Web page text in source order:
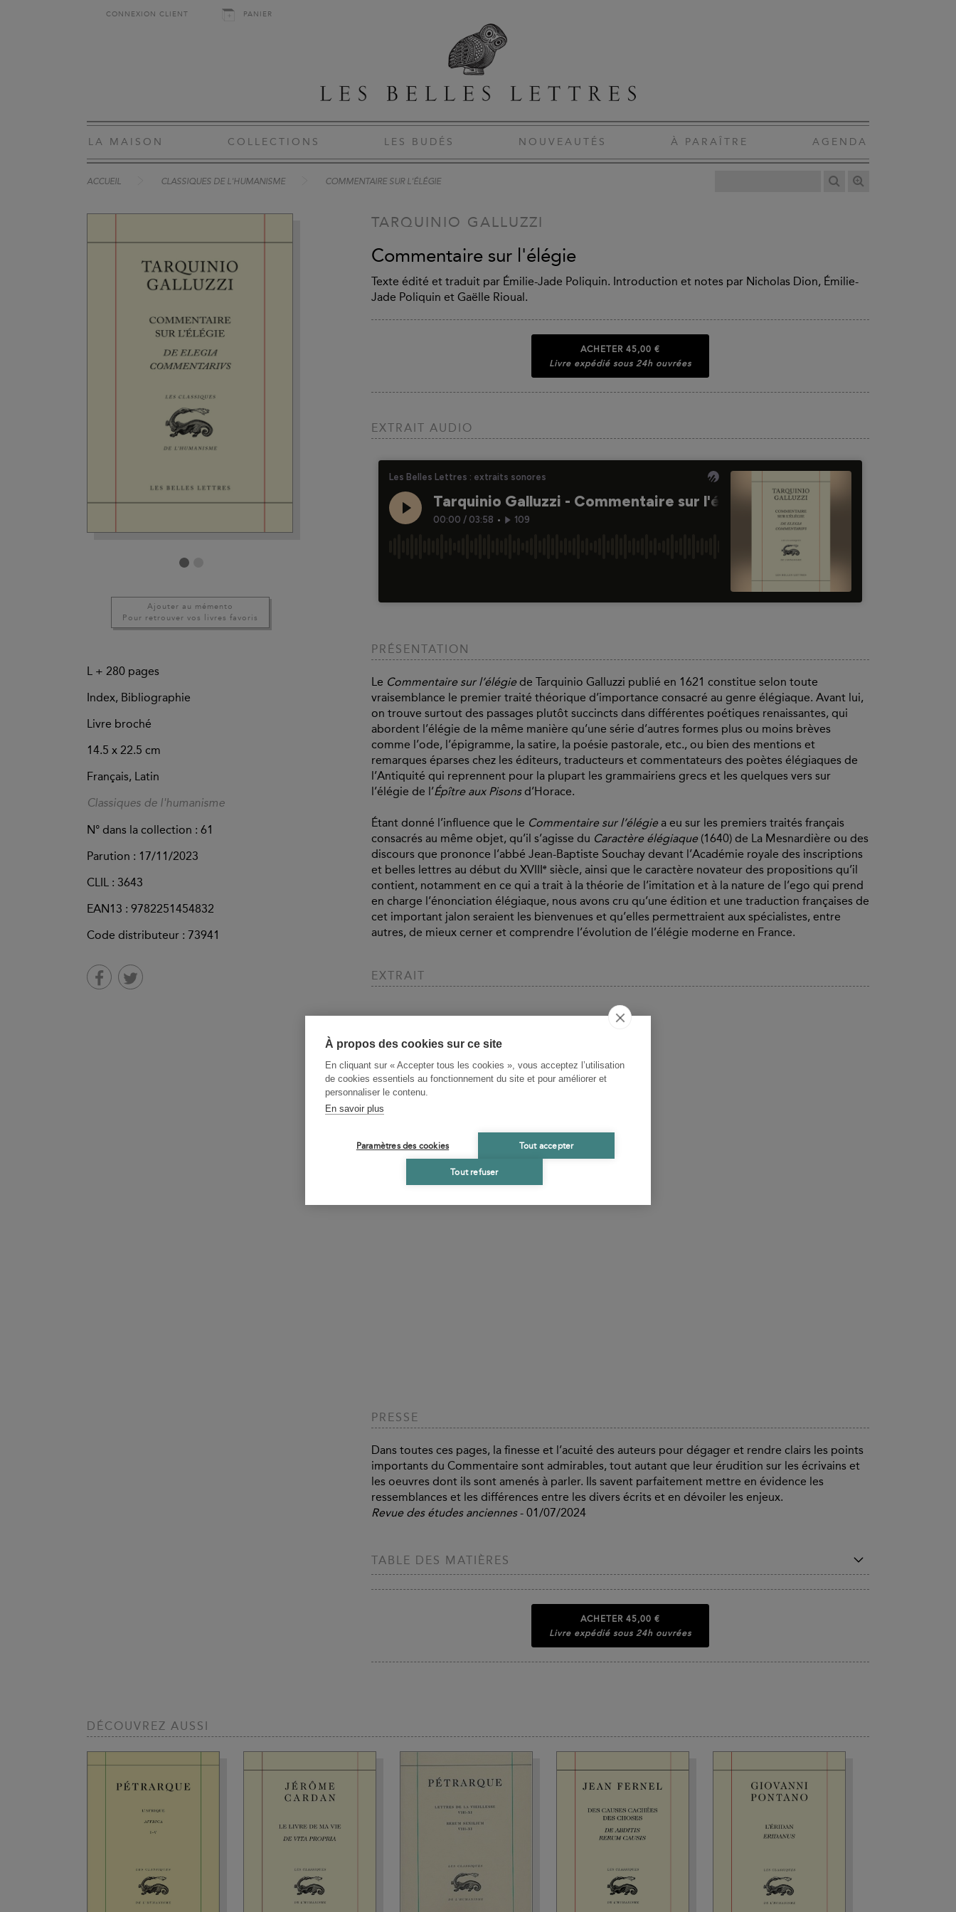
À propos des cookies sur ce site
En cliquant sur « Accepter tous les cookies », vous acceptez l’utilisation
de cookies essentiels au fonctionnement du site et pour améliorer et
personnaliser le contenu.
En savoir plus
Paramètres des cookies Tout accepter
Tout refuser
CONNEXION CLIENT PANIER
LA MAISON COLLECTIONS LES BUDÉS NOUVEAUTÉS À PARAÎTRE AGENDA
ACCUEIL CLASSIQUES DE L'HUMANISME COMMENTAIRE SUR L'ÉLÉGIE
Ajouter au mémento
Pour retrouver vos livres favoris
L + 280 pages
Index, Bibliographie
Livre broché
14.5 x 22.5 cm
Français, Latin
Classiques de l'humanisme
N° dans la collection : 61
Parution : 17/11/2023
CLIL : 3643
EAN13 : 9782251454832
Code distributeur : 73941
TARQUINIO GALLUZZI
Commentaire sur l'élégie
Texte édité et traduit par Émilie-Jade Poliquin. Introduction et notes par Nicholas Dion, Émilie-
Jade Poliquin et Gaëlle Rioual.
ACHETER 45,00 €
Livre expédié sous 24h ouvrées
EXTRAIT AUDIO
PRÉSENTATION
Le Commentaire sur l’élégiede Tarquinio Galluzzi publié en 1621 constitue selon toute
vraisemblance le premier traité théorique d’importance consacré au genre élégiaque. Avant lui,
on trouve surtout des passages plutôt succincts dans différentes poétiques renaissantes, qui
abordent l’élégie de la même manière qu’une série d’autres formes plus ou moins brèves
comme l’ode, l’épigramme, la satire, la poésie pastorale, etc., ou bien des mentions et
remarques éparses chez les éditeurs, traducteurs et commentateurs des poètes élégiaques de
l’Antiquité qui reprennent pour la plupart les grammairiens grecs et les quelques vers sur
l’élégie de l’Épître aux Pisonsd’Horace.
Étant donné l’influence que le Commentaire sur l’élégiea eu sur les premiers traités français
consacrés au même objet, qu’il s’agisse du Caractère élégiaque (1640) de La Mesnardière ou des
discours que prononce l’abbé Jean-Baptiste Souchay devant l’Académie royale des inscriptions
et belles lettres au début du XVIII
e siècle, ainsi que le caractère novateur des propositions qu’il
contient, notamment en ce qui a trait à la théorie de l’imitation et à la nature de l’ego qui prend
en charge l’énonciation élégiaque, nous avons cru qu’une édition et une traduction françaises de
cet important jalon seraient les bienvenues et qu’elles permettraient aux spécialistes, entre
autres, de mieux cerner et comprendre l’évolution de l’élégie moderne en France.
EXTRAIT
PRESSE
Dans toutes ces pages, la finesse et l’acuité des auteurs pour dégager et rendre clairs les points
importants du Commentaire sont admirables, tout autant que leur érudition sur les écrivains et
les oeuvres dont ils sont amenés à parler. Ils savent parfaitement mettre en évidence les
ressemblances et les différences entre les divers écrits et en dévoiler les enjeux.
Revue des études anciennes- 01/07/2024
TABLE DES MATIÈRES
ACHETER 45,00 €
Livre expédié sous 24h ouvrées
DÉCOUVREZ AUSSI